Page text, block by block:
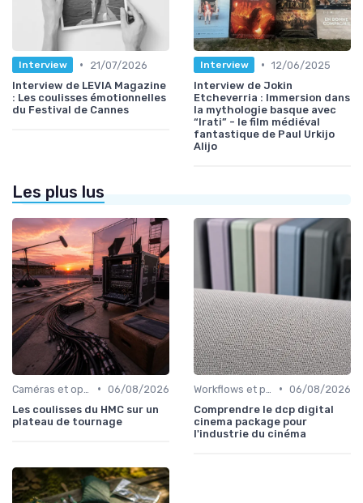
Interview •
21/07/2026
Interview de LEVIA Magazine
: Les coulisses émotionnelles
du Festival de Cannes
Interview • 12/06/2025
Interview de Jokin
Etcheverria : Immersion dans
la mythologie basque avec
“Irati” - le film médiéval
fantastique de Paul Urkijo
Alijo
Les plus lus
• 06/08/2026
Les coulisses du HMC sur un
plateau de tournage
• 06/08/2026
Comprendre le dcp digital
cinema package pour
l'industrie du cinéma